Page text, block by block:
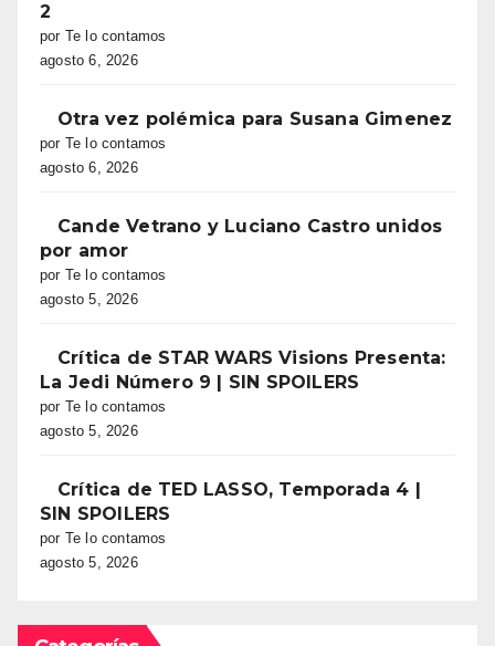
2
por Te lo contamos
agosto 6, 2026
Otra vez polémica para Susana Gimenez
por Te lo contamos
agosto 6, 2026
Cande Vetrano y Luciano Castro unidos
por amor
por Te lo contamos
agosto 5, 2026
Crítica de STAR WARS Visions Presenta:
La Jedi Número 9 | SIN SPOILERS
por Te lo contamos
agosto 5, 2026
Crítica de TED LASSO, Temporada 4 |
SIN SPOILERS
por Te lo contamos
agosto 5, 2026